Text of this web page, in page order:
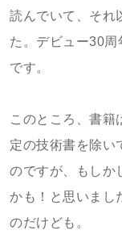
読んでいて、それ
た。デビュー30周
です。
このところ、書籍
定の技術書を除い
のですが、もしか
かも！と思いまし
のだけども。